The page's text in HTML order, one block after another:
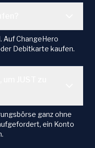
Auf ChangeHero
Debitkarte kaufen.
ganz ohne
ein Konto